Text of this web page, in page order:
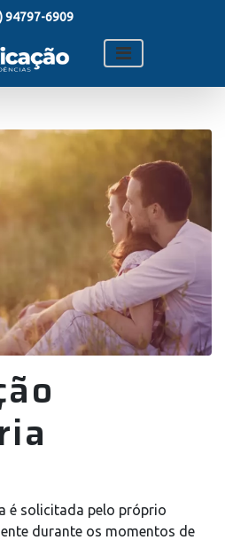
94797-6909
é solicitada pelo próprio
durante os momentos de